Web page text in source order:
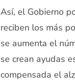
Así, el Gobierno
reciben los más
se aumenta el
se crean ayudas
compensada el